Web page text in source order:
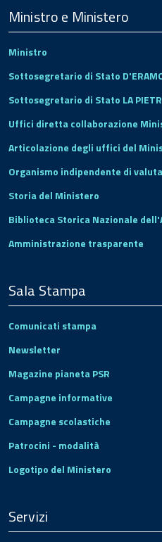
Footer
Ministro e Ministero
Ministro
Sottosegretario di Stato
Sottosegretario di Stato LA
Uffici diretta collaborazione
Articolazione degli uffici del
Organismo indipendente di
Storia del Ministero
Biblioteca Storica Nazionale
Amministrazione trasparente
Sala Stampa
Comunicati stampa
Newsletter
Magazine pianeta PSR
Campagne informative
Campagne scolastiche
Patrocini - modalità
Logotipo del Ministero
Servizi